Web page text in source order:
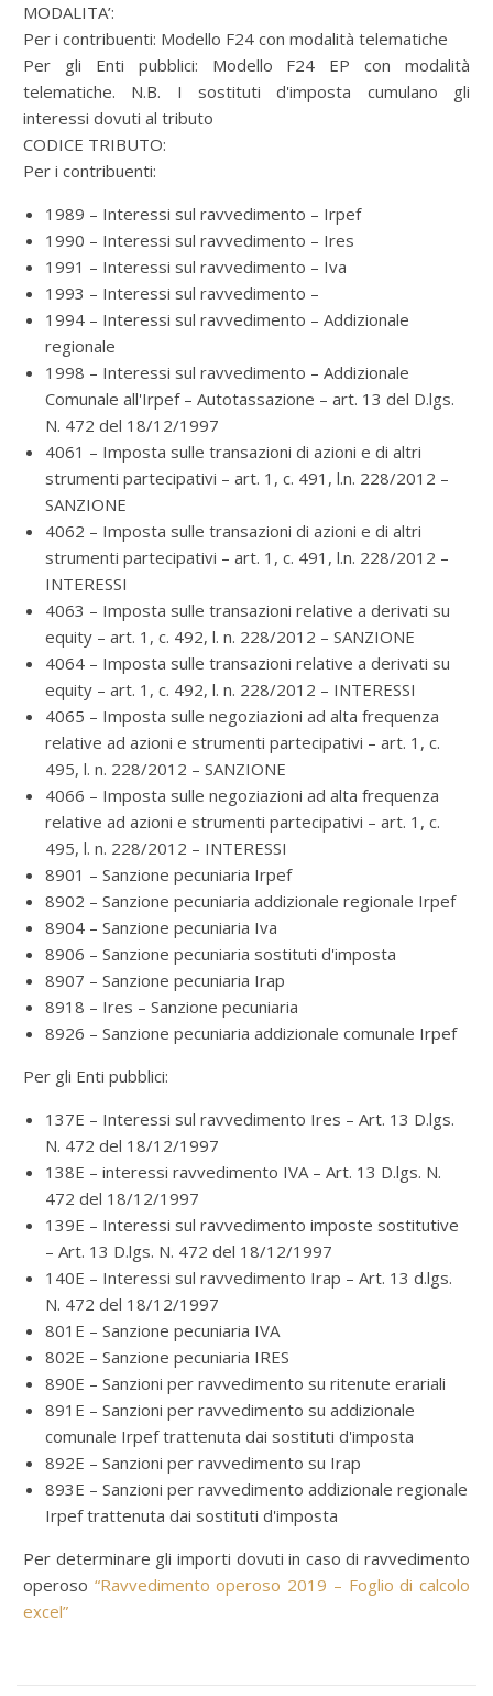
MODALITA’:
Per i contribuenti: Modello F24 con modalità telematiche
Per gli Enti pubblici: Modello F24 EP con modalità
telematiche. N.B. I sostituti d'imposta cumulano gli
interessi dovuti al tributo
CODICE TRIBUTO:
Per i contribuenti:
1989 – Interessi sul ravvedimento – Irpef
1990 – Interessi sul ravvedimento – Ires
1991 – Interessi sul ravvedimento – Iva
1993 – Interessi sul ravvedimento –
1994 – Interessi sul ravvedimento – Addizionale
regionale
1998 – Interessi sul ravvedimento – Addizionale
Comunale all'Irpef – Autotassazione – art. 13 del D.lgs.
N. 472 del 18/12/1997
4061 – Imposta sulle transazioni di azioni e di altri
strumenti partecipativi – art. 1, c. 491, l.n. 228/2012 –
SANZIONE
4062 – Imposta sulle transazioni di azioni e di altri
strumenti partecipativi – art. 1, c. 491, l.n. 228/2012 –
INTERESSI
4063 – Imposta sulle transazioni relative a derivati su
equity – art. 1, c. 492, l. n. 228/2012 – SANZIONE
4064 – Imposta sulle transazioni relative a derivati su
equity – art. 1, c. 492, l. n. 228/2012 – INTERESSI
4065 – Imposta sulle negoziazioni ad alta frequenza
relative ad azioni e strumenti partecipativi – art. 1, c.
495, l. n. 228/2012 – SANZIONE
4066 – Imposta sulle negoziazioni ad alta frequenza
relative ad azioni e strumenti partecipativi – art. 1, c.
495, l. n. 228/2012 – INTERESSI
8901 – Sanzione pecuniaria Irpef
8902 – Sanzione pecuniaria addizionale regionale Irpef
8904 – Sanzione pecuniaria Iva
8906 – Sanzione pecuniaria sostituti d'imposta
8907 – Sanzione pecuniaria Irap
8918 – Ires – Sanzione pecuniaria
8926 – Sanzione pecuniaria addizionale comunale Irpef
Per gli Enti pubblici:
137E – Interessi sul ravvedimento Ires – Art. 13 D.lgs.
N. 472 del 18/12/1997
138E – interessi ravvedimento IVA – Art. 13 D.lgs. N.
472 del 18/12/1997
139E – Interessi sul ravvedimento imposte sostitutive
– Art. 13 D.lgs. N. 472 del 18/12/1997
140E – Interessi sul ravvedimento Irap – Art. 13 d.lgs.
N. 472 del 18/12/1997
801E – Sanzione pecuniaria IVA
802E – Sanzione pecuniaria IRES
890E – Sanzioni per ravvedimento su ritenute erariali
891E – Sanzioni per ravvedimento su addizionale
comunale Irpef trattenuta dai sostituti d'imposta
892E – Sanzioni per ravvedimento su Irap
893E – Sanzioni per ravvedimento addizionale regionale
Irpef trattenuta dai sostituti d'imposta
Per determinare gli importi dovuti in caso di ravvedimento
operoso “Ravvedimento operoso 2019 – Foglio di calcolo
excel”